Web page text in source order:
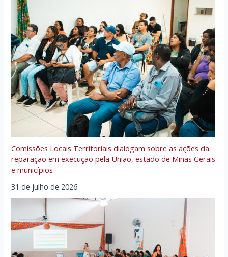
Comissões Locais Territoriais dialogam sobre as ações da
reparação em execução pela União, estado de Minas Gerais
e municípios
31 de julho de 2026